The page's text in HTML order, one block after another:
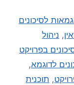
לסיכונים
, ניהול
בפרויקט
לדוגמא,
, תוכנית